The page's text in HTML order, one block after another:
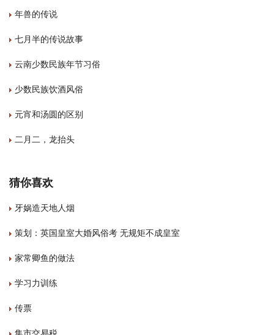
年兽的传说
七月半的传说故事
云南少数民族年节习俗
少数民族饮酒风俗
元宵和汤圆的区别
二月二，龙抬头
猜你喜欢
牙娲造天地人烟
策划：英国皇室大婚风俗考 无规矩不成皇室
家常卿鱼的做法
学习力训练
传票